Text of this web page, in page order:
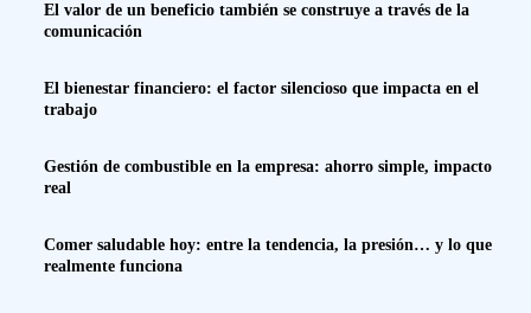
El valor de un beneficio también se construye a través de la
comunicación
El bienestar financiero: el factor silencioso que impacta en el
trabajo
Gestión de combustible en la empresa: ahorro simple, impacto
real
Comer saludable hoy: entre la tendencia, la presión… y lo que
realmente funciona